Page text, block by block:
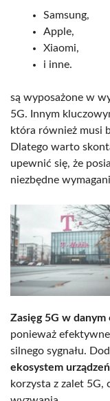
Samsung,
Apple,
Xiaomi,
i inne.
są wyposażone w
5G. Innym
która również musi
Dlatego warto
upewnić się, że
niezbędne
Zasięg 5G w danym
ponieważ
silnego sygnału.
ekosystem
korzysta z zalet